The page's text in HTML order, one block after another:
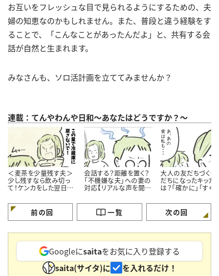
お互いをフレッシュな目で見られるようにするための、夫
婦の知恵なのかもしれません。また、普段と違う経験をす
ることで、「こんなことがあったんだよ」と、共有する会
話が自然と生まれます。
みなさんも、ソロ活計画を立ててみませんか？
連載：てんやわんや日和～あなたはどうですか？～
＜麦茶を少量残す夫＞
少し残すなら飲み切っ
て！ケンカをした翌日の
会話する？距離を置く？
「不機嫌な夫」への妻の
対応【リアルな声を聞い
大人の友だちづくり
だちになったキッカ
は？「確かに」「すぐ
前の回 一覧 次の回
Googleにsaitaをお気に入り登録する
saita(サイタ)に
を入れるだけ！